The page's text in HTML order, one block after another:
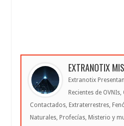
EXTRANOTIX
Extranotix
Recientes de
Contactados, Extraterrestres,
Naturales, Profecías, Misterio y